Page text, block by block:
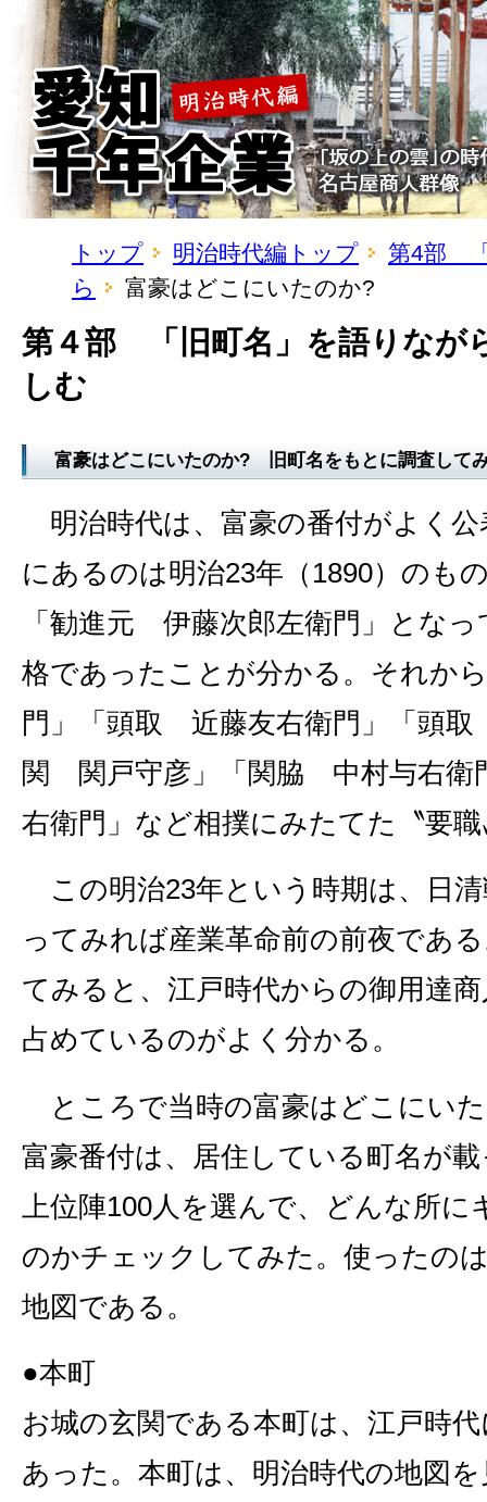
トップ 明治時代編トップ
第4部
ら
富豪はどこにいたのか?
第４部 「旧町名」を語りなが
しむ
富豪はどこにいたのか? 旧町名をもとに調査して
明治時代は、富豪の番付がよく
にあるのは明治23年（1890）のも
「勧進元 伊藤次郎左衛門」とな
格であったことが分かる。それか
門」「頭取 近藤友右衛門」「頭
関 関戸守彦」「関脇 中村与右衛
右衛門」など相撲にみたてた〝要
この明治23年という時期は、日
ってみれば産業革命前の前夜であ
てみると、江戸時代からの御用達
占めているのがよく分かる。
ところで当時の富豪はどこにい
富豪番付は、居住している町名が
上位陣100人を選んで、どんな所
のかチェックしてみた。使ったの
地図である。
●本町
お城の玄関である本町は、江戸時
あった。本町は、明治時代の地図